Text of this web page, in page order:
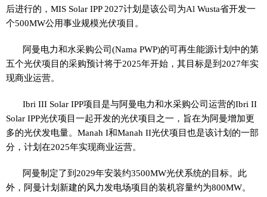
后进行的，MIS Solar IPP 2027计划是该公司为Al Wusta省开发一
个500MW公用事业规模光伏项目。
阿曼电力和水采购公司(Nama PWP)的可再生能源计划中的第
五个光伏项目的采购预计将于2025年开始，其目标是到2027年实
现商业运营。
Ibri III Solar IPP项目是与阿曼电力和水采购公司运营的Ibri II
Solar IPP光伏项目一起开发的光伏项目之一，旨在为阿曼增加更
多的光伏发电量。Manah I和Manah II光伏项目也是该计划的一部
分，计划在2025年实现商业运营。
阿曼制定了到2029年安装约3500MW光伏系统的目标。此
外，阿曼计划新建的风力发电场项目的装机容量约为800MW。